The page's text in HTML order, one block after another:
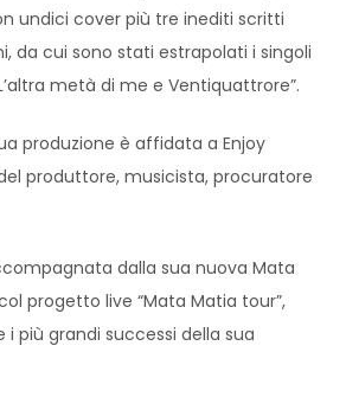
undici cover più tre inediti scritti
da cui sono stati estrapolati i singoli
metà di me e Ventiquattrore”.
produzione è affidata a Enjoy
produttore, musicista, procuratore
dalla sua nuova Mata
progetto live “Mata Matia tour”,
i più grandi successi della sua